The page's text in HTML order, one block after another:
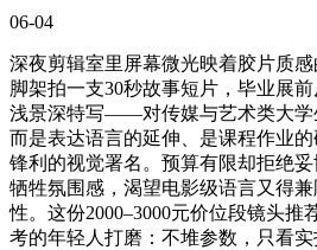
06-04
深夜剪辑室里屏幕微光映着胶片质
脚架拍一支30秒故事短片，毕业展
浅景深特写——对传媒与艺术类大学
而是表达语言的延伸、是课程作业
锋利的视觉署名。预算有限却拒绝
牺牲氛围感，渴望电影级语言又得
性。这份2000–3000元价位段镜头推
考的年轻人打磨：不堆参数，只看